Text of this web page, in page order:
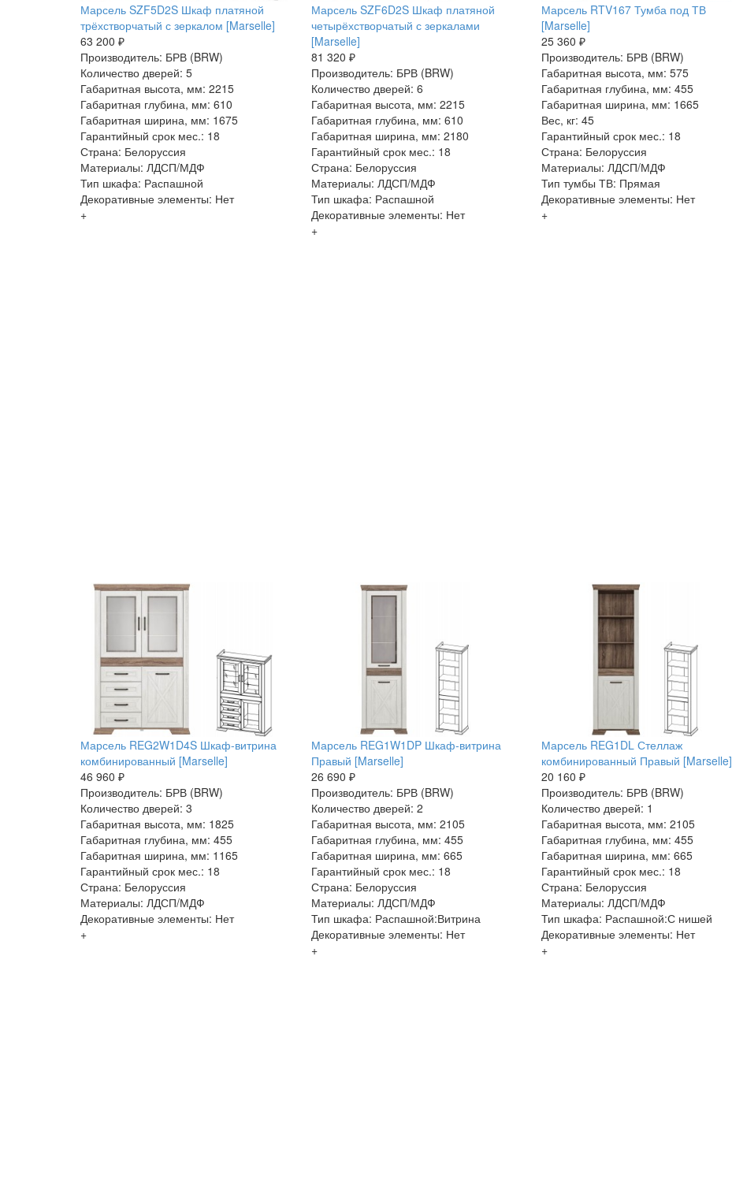
Марсель SZF5D2S Шкаф платяной
трёхстворчатый с зеркалом [Marselle]
63 200 ₽
Производитель: БРВ (BRW)
Количество дверей: 5
Габаритная высота, мм: 2215
Габаритная глубина, мм: 610
Габаритная ширина, мм: 1675
Гарантийный срок мес.: 18
Страна: Белоруссия
Материалы: ЛДСП/МДФ
Тип шкафа: Распашной
Декоративные элементы: Нет
+
Марсель SZF6D2S Шкаф платяной
четырёхстворчатый с зеркалами
[Marselle]
81 320 ₽
Производитель: БРВ (BRW)
Количество дверей: 6
Габаритная высота, мм: 2215
Габаритная глубина, мм: 610
Габаритная ширина, мм: 2180
Гарантийный срок мес.: 18
Страна: Белоруссия
Материалы: ЛДСП/МДФ
Тип шкафа: Распашной
Декоративные элементы: Нет
+
Марсель RTV167 Тумба под ТВ
[Marselle]
25 360 ₽
Производитель: БРВ (BRW)
Габаритная высота, мм: 575
Габаритная глубина, мм: 455
Габаритная ширина, мм: 1665
Вес, кг: 45
Гарантийный срок мес.: 18
Страна: Белоруссия
Материалы: ЛДСП/МДФ
Тип тумбы ТВ: Прямая
Декоративные элементы: Нет
+
Марсель REG2W1D4S Шкаф-витрина
комбинированный [Marselle]
46 960 ₽
Производитель: БРВ (BRW)
Количество дверей: 3
Габаритная высота, мм: 1825
Габаритная глубина, мм: 455
Габаритная ширина, мм: 1165
Гарантийный срок мес.: 18
Страна: Белоруссия
Материалы: ЛДСП/МДФ
Декоративные элементы: Нет
+
Марсель REG1W1DP Шкаф-витрина
Правый [Marselle]
26 690 ₽
Производитель: БРВ (BRW)
Количество дверей: 2
Габаритная высота, мм: 2105
Габаритная глубина, мм: 455
Габаритная ширина, мм: 665
Гарантийный срок мес.: 18
Страна: Белоруссия
Материалы: ЛДСП/МДФ
Тип шкафа: Распашной:Витрина
Декоративные элементы: Нет
+
Марсель REG1DL Стеллаж
комбинированный Правый [Marselle]
20 160 ₽
Производитель: БРВ (BRW)
Количество дверей: 1
Габаритная высота, мм: 2105
Габаритная глубина, мм: 455
Габаритная ширина, мм: 665
Гарантийный срок мес.: 18
Страна: Белоруссия
Материалы: ЛДСП/МДФ
Тип шкафа: Распашной:С нишей
Декоративные элементы: Нет
+